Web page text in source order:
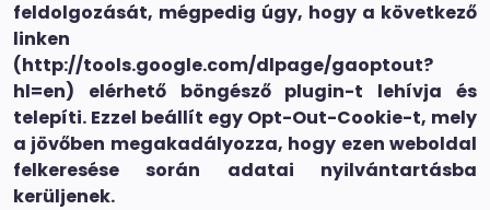
feldolgozását, mégpedig úgy, hogy a következő
linken
(http://tools.google.com/dlpage/gaoptout?
hl=en) elérhető böngésző plugin-t lehívja és
telepíti. Ezzel beállít egy Opt-Out-Cookie-t, mely
a jövőben megakadályozza, hogy ezen weboldal
felkeresése során adatai nyilvántartásba
kerüljenek.